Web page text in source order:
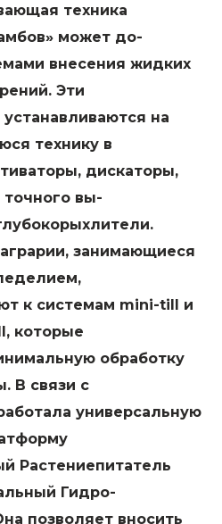
техника
может до-
внесения жидких
Эти
на
технику в
дискаторы,
точного вы-
занимающиеся
к системам mini-till и
которые
обработку
В связи с
универсальную
Растениепитатель
Гидро-
позволяет вносить